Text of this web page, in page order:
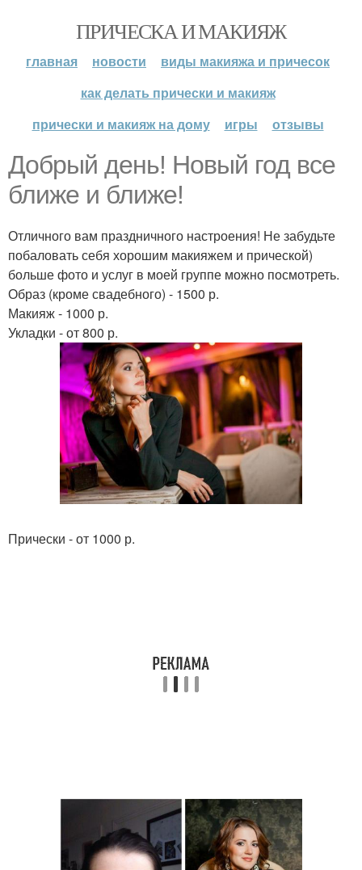
ПРИЧЕСКА И МАКИЯЖ
главная новости
виды макияжа и причесок
как делать прически и макияж
прически и макияж на дому
игры отзывы
Добрый день! Новый год все
ближе и ближе!
Отличного вам праздничного настроения! Не забудьте
побаловать себя хорошим макияжем и прической)
больше фото и услуг в моей группе можно посмотреть.
Образ (кроме свадебного) - 1500 р.
Макияж - 1000 р.
Укладки - от 800 р.
Прически - от 1000 р.